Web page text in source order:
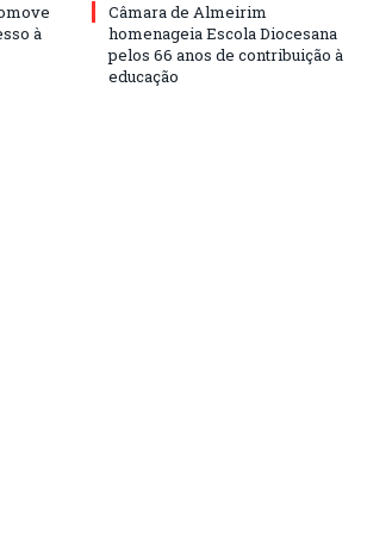
à
Câmara de Almeirim
homenageia Escola Diocesana
pelos 66 anos de contribuição à
educação